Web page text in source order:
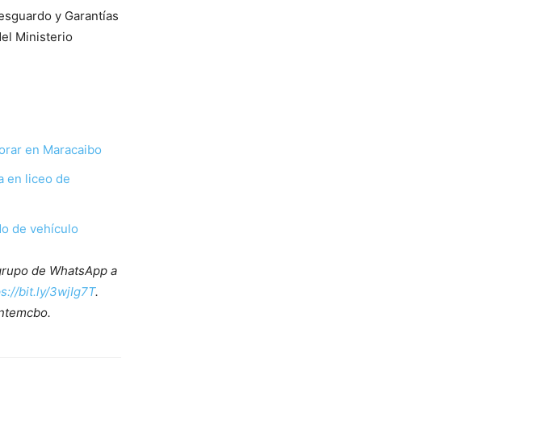
y Garantías
Ministerio
en Maracaibo
en liceo de
de vehículo
de WhatsApp a
bit.ly/3wjIg7T.